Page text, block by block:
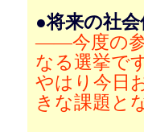
●将来の社
――今度の参
なる選挙で
やはり今日
きな課題と